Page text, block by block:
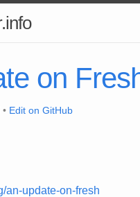
on
Edit on GitHub
an-update-on-fresh